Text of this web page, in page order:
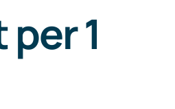
1